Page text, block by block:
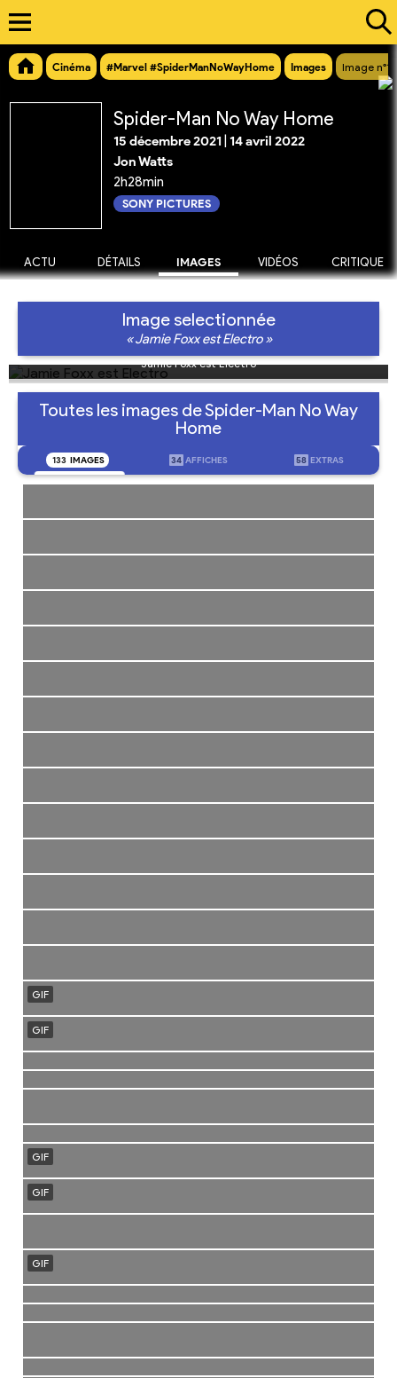
Cinéma #Marvel #SpiderManNoWayHome Images Image
Spider-Man No Way Home
15 décembre 2021 14 avril 2022
Jon Watts
2h28min
SONY PICTURES
ACTU DÉTAILS IMAGES VIDÉOS CRITIQUE
Image selectionnée
« Jamie Foxx est Electro »
Jamie Foxx est Electro
Toutes les images de Spider-Man No Way
Home
133 IMAGES 34 AFFICHES 58 EXTRAS